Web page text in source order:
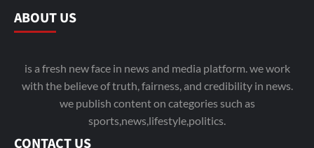
ABOUT US
is a fresh new face in news and media platform. we work
with the believe of truth, fairness, and credibility in news.
we publish content on categories such as
sports,news,lifestyle,politics.
CONTACT US